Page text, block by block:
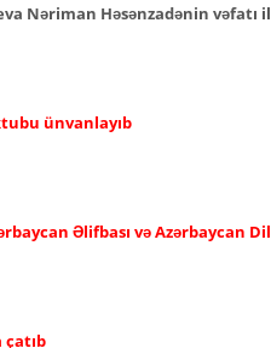
Nəriman Həsənzadənin vəfatı
ünvanlayıb
Əlifbası və Azərbaycan
çatıb